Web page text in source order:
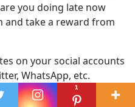
you doing late now
and take a reward from
on your social accounts
WhatsApp, etc.
hum mazeed behtri la
1